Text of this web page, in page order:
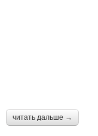
читать дальше →